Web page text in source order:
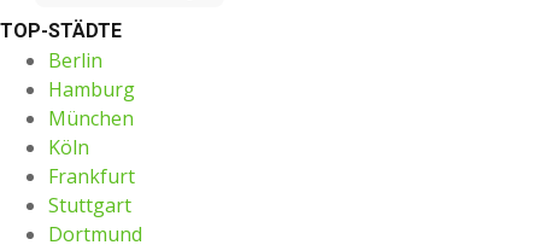
TOP-STÄDTE
Berlin
Hamburg
München
Köln
Frankfurt
Stuttgart
Dortmund